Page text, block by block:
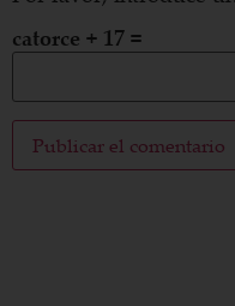
catorce + 17 =